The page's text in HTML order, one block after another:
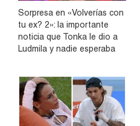
Sorpresa en «Volverías con
tu ex? 2»: la importante
noticia que Tonka le dio a
Ludmila y nadie esperaba